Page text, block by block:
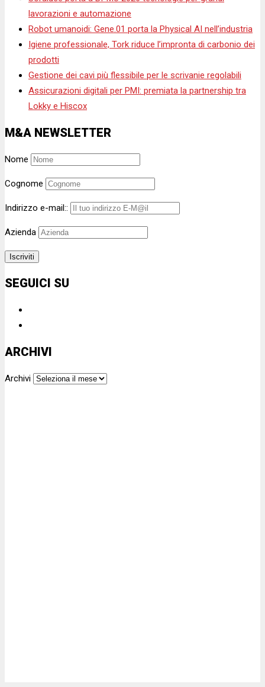
lavorazioni e automazione
Robot umanoidi: Gene.01 porta la Physical AI nell’industria
Igiene professionale, Tork riduce l’impronta di carbonio dei
prodotti
Gestione dei cavi più flessibile per le scrivanie regolabili
Assicurazioni digitali per PMI: premiata la partnership tra
Lokky e Hiscox
M&A NEWSLETTER
Nome
Cognome
Indirizzo e-mail::
Azienda
SEGUICI SU
ARCHIVI
Archivi